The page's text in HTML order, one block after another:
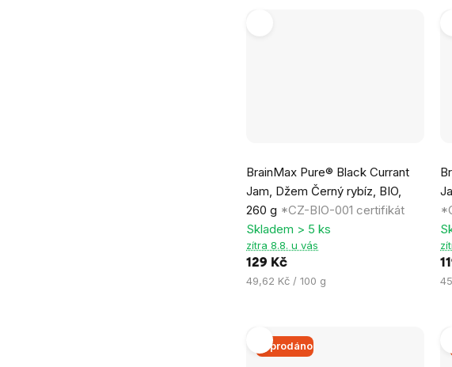
BrainMax Pure® Black Currant
Jam, Džem Černý rybíz, BIO,
260 g *CZ-BIO-001 certifikát
hodnocení
produktu
je
0,0
z
Skladem > 5 ks
zítra 8.8. u vás
129 Kč
Měrná
49,62 Kč / 100 g
z
Vyprodáno